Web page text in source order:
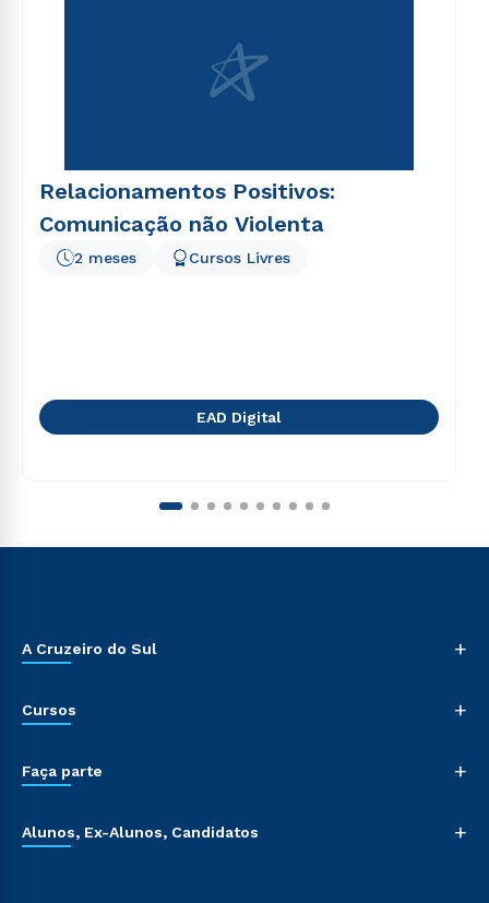
Relacionamentos Positivos:
Comunicação não Violenta
2 meses Cursos Livres
EAD Digital
A Cruzeiro do Sul +
Cursos +
Faça parte +
Alunos, Ex-Alunos, Candidatos +